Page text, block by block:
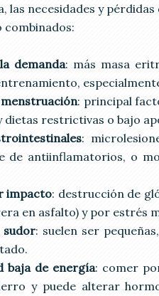
las necesidades y
combinados:
demanda: más masa
: principal
dietas restrictivas o bajo
:
de antiinflamatorios, o
impacto: destrucción de
en asfalto) y por estrés
sudor: suelen ser
baja de energía: comer
y puede alterar